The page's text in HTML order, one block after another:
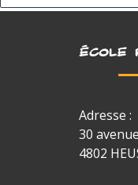
ÉCOLE
Adresse :
30
4802